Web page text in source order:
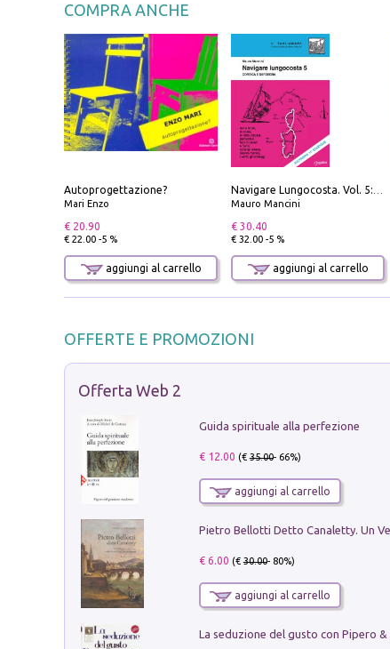
COMPRA ANCHE
Autoprogettazione?
Mari Enzo
€ 20.90
€ 22.00 -5 %
aggiungi al carrello
Mauro Mancini
€ 30.40
€ 32.00 -5 %
aggiungi al carrello
OFFERTE E PROMOZIONI
Offerta Web 2
Guida spirituale alla perfezione
€ 12.00 (€35.00- 66%)
aggiungi al carrello
€ 6.00 (€30.00- 80%)
aggiungi al carrello